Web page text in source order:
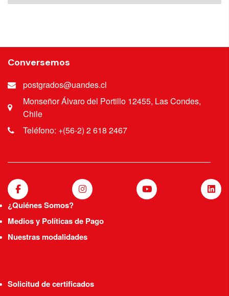
Conversemos
postgrados@uandes.cl
Monseñor Álvaro del Portillo 12455, Las Condes,
Chile
Teléfono: +(56-2) 2 618 2467
¿Quiénes Somos?
Medios y Políticas de Pago
Nuestras modalidades
Solicitud de certificados